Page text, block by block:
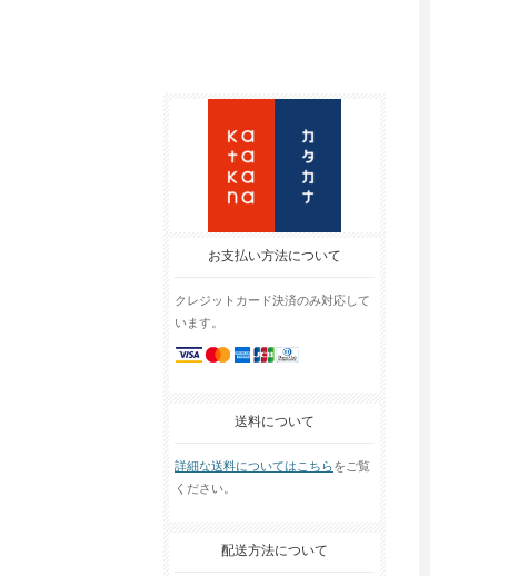
お支払い方法について
クレジットカード決済のみ対応して
います。
送料について
詳細な送料についてはこちらをご覧
ください。
配送方法について